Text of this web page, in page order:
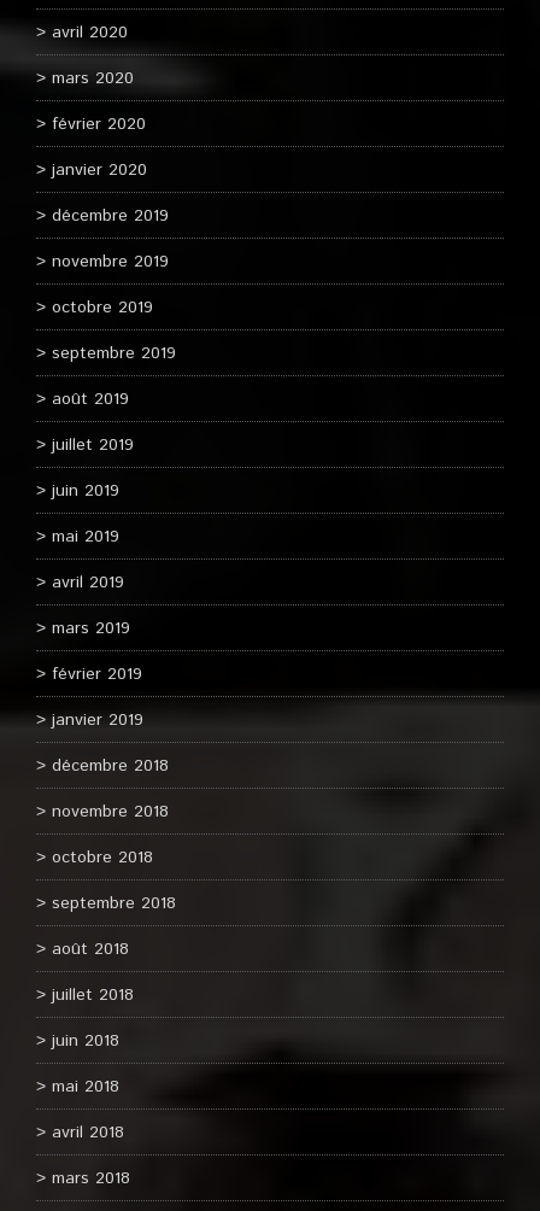
avril 2020
mars 2020
février 2020
janvier 2020
décembre 2019
novembre 2019
octobre 2019
septembre 2019
août 2019
juillet 2019
juin 2019
mai 2019
avril 2019
mars 2019
février 2019
janvier 2019
décembre 2018
novembre 2018
octobre 2018
septembre 2018
août 2018
juillet 2018
juin 2018
mai 2018
avril 2018
mars 2018